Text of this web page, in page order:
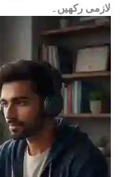
لازمی رکھیں۔